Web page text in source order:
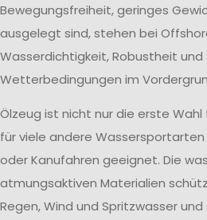
Bewegungsfreiheit, geringes
ausgelegt sind, stehen bei
Wasserdichtigkeit, Robustheit
Wetterbedingungen im
Ölzeug ist nicht nur die erste Wahl
für viele andere Wassersportarten
oder Kanufahren geeignet. Die
atmungsaktiven Materialien
Regen, Wind und Spritzwasser